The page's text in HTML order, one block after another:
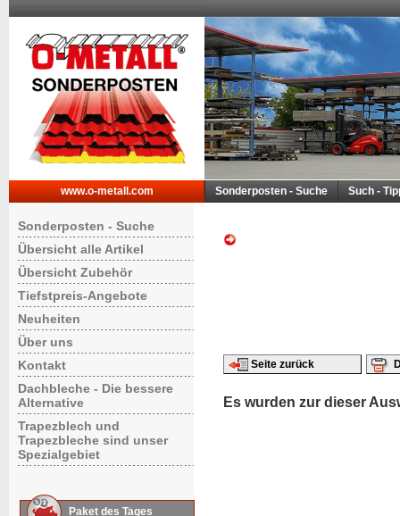
www.o-metall.com Sonderposten - Suche Such -
Sonderposten - Suche
Übersicht alle Artikel
Übersicht Zubehör
Tiefstpreis-Angebote
Neuheiten
Über uns
Kontakt
Dachbleche - Die bessere
Alternative
Trapezblech und
Trapezbleche sind unser
Spezialgebiet
Paket des Tages
Seite zurück
Es wurden zur dieser